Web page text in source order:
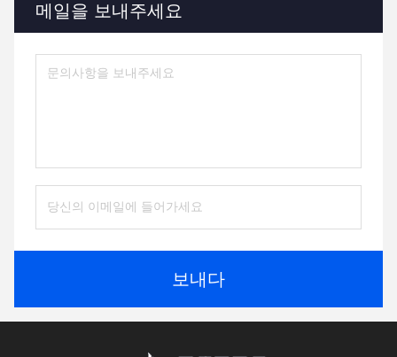
메일을 보내주세요
보내다